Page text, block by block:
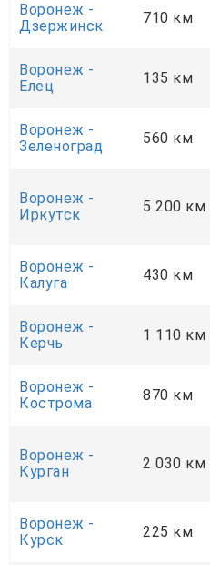
Воронеж -
Дзержинск
710 км
Воронеж -
Елец
135 км
Воронеж -
Зеленоград
560 км
Воронеж -
Иркутск
5 200 км
Воронеж -
Калуга
430 км
Воронеж -
Керчь
1 110 км
Воронеж -
Кострома
870 км
Воронеж -
Курган
2 030 км
Воронеж -
Курск
225 км